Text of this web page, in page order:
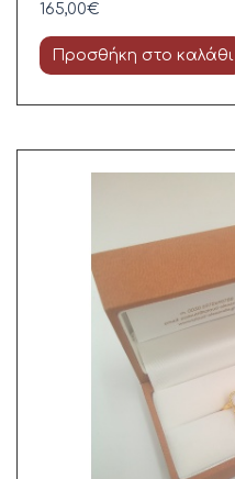
165,00€
Προσθήκη στο καλάθι